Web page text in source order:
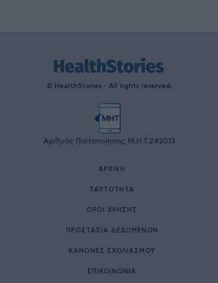
© HealthStories - All rights reserved.
Αριθμός Πιστοποίησης Μ.Η.Τ.242013
ΑΡΧΙΚΉ
ΤΑΥΤΌΤΗΤΑ
ΌΡΟΙ ΧΡΉΣΗΣ
ΠΡΟΣΤΑΣΙΑ ΔΕΔΟΜΕΝΩΝ
ΚΑΝΟΝΕΣ ΣΧΟΛΙΑΣΜΟΥ
ΕΠΙΚΟΙΝΩΝΊΑ